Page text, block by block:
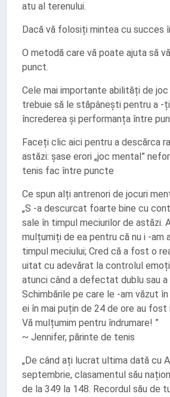
atu al terenului.
Dacă vă folosiți mintea cu succes
O metodă care vă poate ajuta să
punct.
Cele mai importante abilități de
trebuie să le stăpânești pentru a -
încrederea și performanța între
Faceți clic aici pentru a descărca
astăzi: șase erori „joc mental”
tenis fac între puncte
Ce spun alți antrenori de jocuri
„S -a descurcat foarte bine cu
sale în timpul meciurilor de astăzi.
mulțumiți de ea pentru că nu i -am
timpul meciului; Cred că a fost o
uitat cu adevărat la controlul
atunci când a defectat dublu sau
Schimbările pe care le -am văzut
ei în mai puțin de 24 de ore au fost
Vă mulțumim pentru îndrumare! ”
~ Jennifer, părinte de tenis
„De când ați lucrat ultima dată cu
septembrie, clasamentul său
de la 349 la 148. Recordul său de